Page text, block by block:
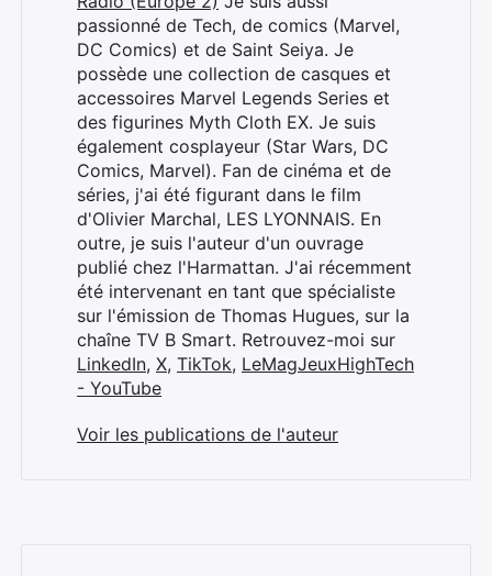
passionné de Tech, de comics (Marvel,
DC Comics) et de Saint Seiya. Je
possède une collection de casques et
accessoires Marvel Legends Series et
des figurines Myth Cloth EX. Je suis
également cosplayeur (Star Wars, DC
Comics, Marvel). Fan de cinéma et de
séries, j'ai été figurant dans le film
d'Olivier Marchal, LES LYONNAIS. En
outre, je suis l'auteur d'un ouvrage
publié chez l'Harmattan. J'ai récemment
été intervenant en tant que spécialiste
sur l'émission de Thomas Hugues, sur la
chaîne TV B Smart. Retrouvez-moi sur
LinkedIn, X, TikTok, LeMagJeuxHighTech
- YouTube
Voir les publications de l'auteur